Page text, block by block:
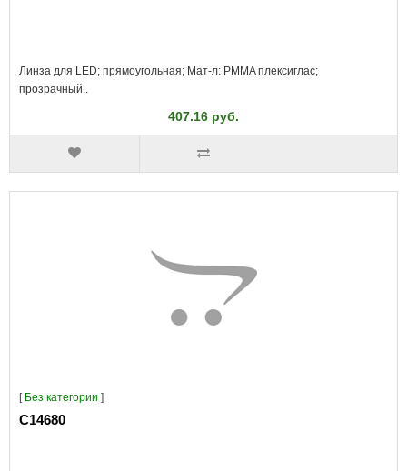
Линза для LED; прямоугольная; Мат-л: PMMA плексиглас;
прозрачный..
407.16 руб.
[ Без категории ]
C14680